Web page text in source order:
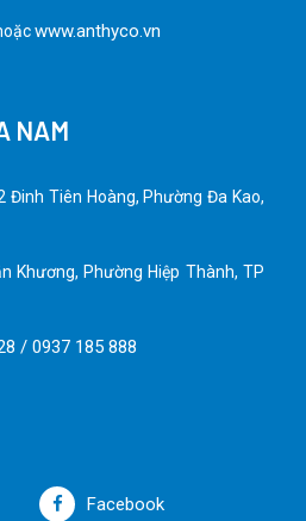
www.anthyco.vn
NAM
Đinh Tiên Hoàng, Phường Đa Kao,
Khương, Phường Hiệp Thành, TP
/ 0937 185 888
Facebook